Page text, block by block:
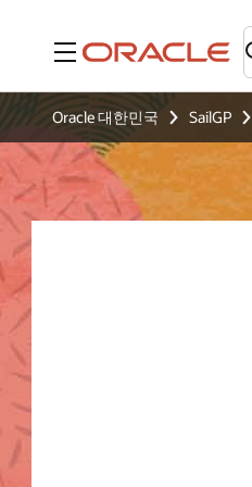
메뉴
Oracle 대한민국 SailGP